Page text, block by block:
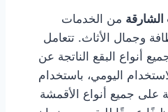
الشارقة من الخدمات
وجمال الأثاث. تتعامل
أنواع البقع الناتجة عن
اليومي، باستخدام
على جميع أنواع الأقمشة